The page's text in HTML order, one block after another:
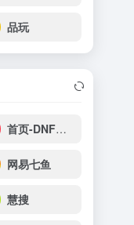
品玩
首页-DNF周边商城
网易七鱼
慧搜